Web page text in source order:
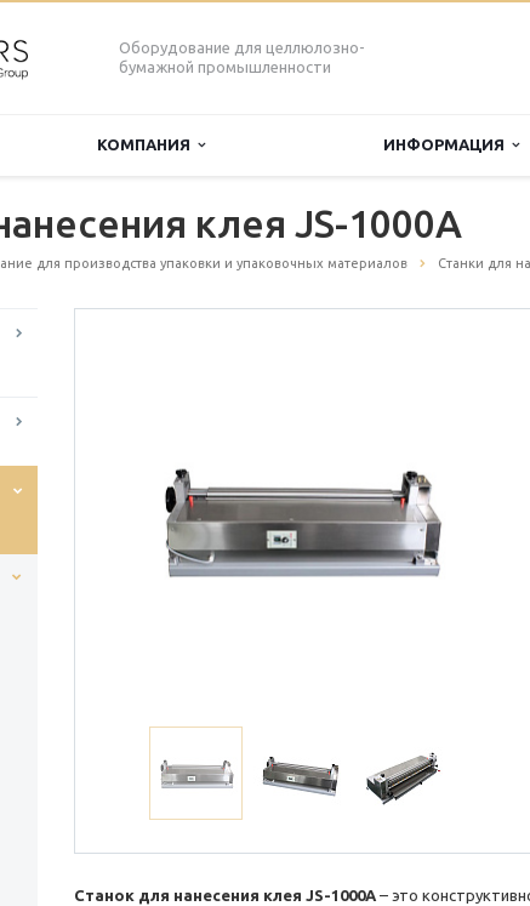
Оборудование для целлюлозно-
бумажной промышленности
КОМПАНИЯ ИНФОРМАЦИЯ
клея JS-1000A
для производства упаковки и упаковочных материалов Станки для
Станок для нанесения клея JS-1000A – это